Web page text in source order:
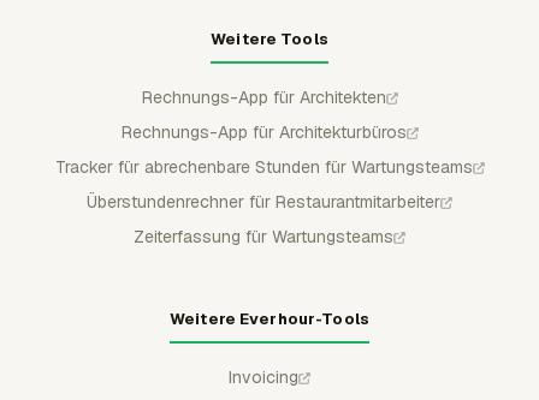
Weitere Tools
Rechnungs-App für Architekten
Rechnungs-App für Architekturbüros
Tracker für abrechenbare Stunden für Wartungsteams
Überstundenrechner für Restaurantmitarbeiter
Zeiterfassung für Wartungsteams
Weitere Everhour-Tools
Invoicing